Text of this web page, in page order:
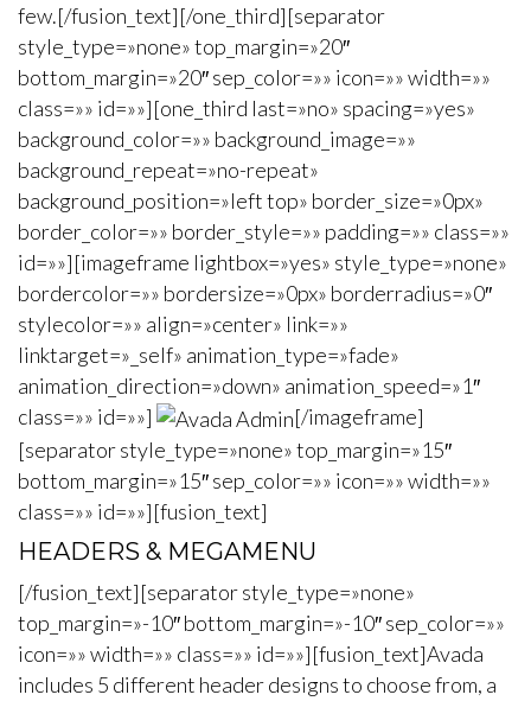
few.[/fusion_text][/one_third][separator
style_type=»none» top_margin=»20″
bottom_margin=»20″ sep_color=»» icon=»» width=»»
class=»» id=»»][one_third last=»no» spacing=»yes»
background_color=»» background_image=»»
background_repeat=»no-repeat»
background_position=»left top» border_size=»0px»
border_color=»» border_style=»» padding=»» class=»»
id=»»][imageframe lightbox=»yes» style_type=»none»
bordercolor=»» bordersize=»0px» borderradius=»0″
stylecolor=»» align=»center» link=»»
linktarget=»_self» animation_type=»fade»
animation_direction=»down» animation_speed=»1″
class=»» id=»»]
[/imageframe]
[separator style_type=»none» top_margin=»15″
bottom_margin=»15″ sep_color=»» icon=»» width=»»
class=»» id=»»][fusion_text]
HEADERS & MEGAMENU
[/fusion_text][separator style_type=»none»
top_margin=»-10″ bottom_margin=»-10″ sep_color=»»
icon=»» width=»» class=»» id=»»][fusion_text]Avada
includes 5 different header designs to choose from, a